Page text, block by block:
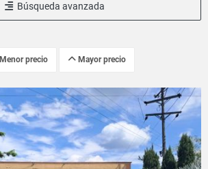
Búsqueda avanzada
Menor precio Mayor precio